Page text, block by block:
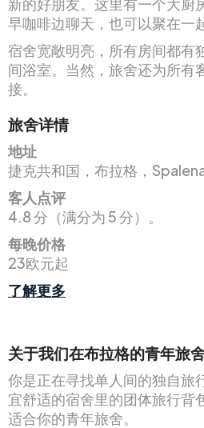
早咖啡边聊天，也可以聚在一
宿舍宽敞明亮，所有房间都有
间浴室。当然，旅舍还为所有
接。
旅舍详情
地址
捷克共和国，布拉格，Spalena
客人点评
4.8 分（满分为 5 分）。
每晚价格
23欧元起
了解更多
关于我们在布拉格的青年旅
你是正在寻找单人间的独自旅
宜舒适的宿舍里的团体旅行背
适合你的青年旅舍。